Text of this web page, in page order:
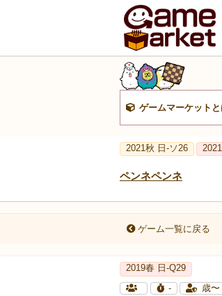
ゲームマーケット
2021秋 日-ソ26
ペンネペンネ
ゲーム一覧に戻る
2019春 日-Q29
-
歳〜